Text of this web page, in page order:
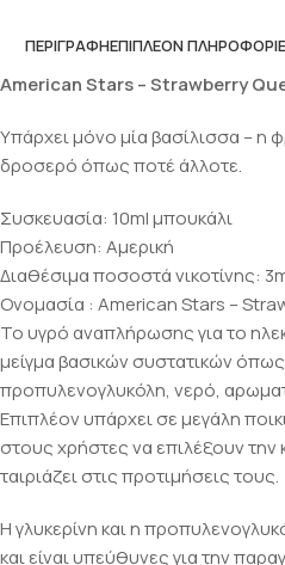
ΠΕΡΙΓΡΑΦΉΕΠΙΠΛΈΟΝ
American Stars – Strawberry
Υπάρχει μόνο μία βασίλισσα –
δροσερό όπως ποτέ άλλοτε.
Συσκευασία: 10ml μπουκάλι
Προέλευση: Αμερική
Διαθέσιμα ποσοστά νικοτίνης:
Ονομασία : American Stars –
Το υγρό αναπλήρωσης για το
μείγμα βασικών συστατικών όπως
προπυλενογλυκόλη, νερό,
Επιπλέον υπάρχει σε μεγάλη
στους χρήστες να επιλέξουν
ταιριάζει στις προτιμήσεις τους.
Η γλυκερίνη και η
και είναι υπεύθυνες για την